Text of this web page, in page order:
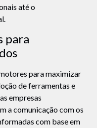
até o
para
para maximizar
de ferramentas e
empresas
a comunicação com os
com base em